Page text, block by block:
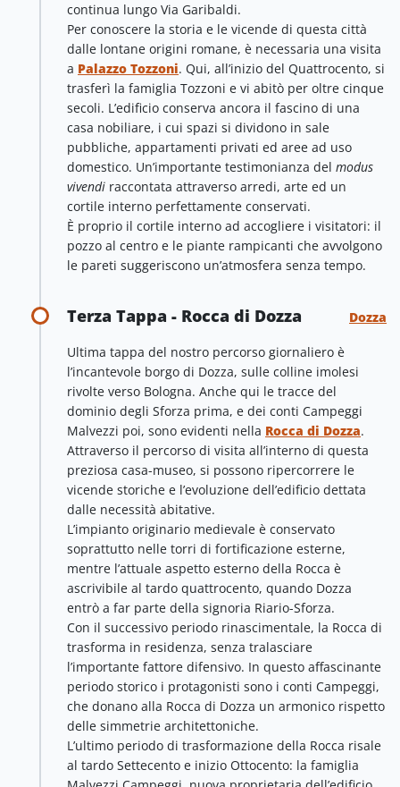
continua lungo Via Garibaldi.
Per conoscere la storia e le vicende di questa città
dalle lontane origini romane, è necessaria una visita
a Palazzo Tozzoni. Qui, all’inizio del Quattrocento, si
trasferì la famiglia Tozzoni e vi abitò per oltre cinque
secoli. L’edificio conserva ancora il fascino di una
casa nobiliare, i cui spazi si dividono in sale
pubbliche, appartamenti privati ed aree ad uso
domestico. Un’importante testimonianza del modus
vivendi raccontata attraverso arredi, arte ed un
cortile interno perfettamente conservati.
È proprio il cortile interno ad accogliere i visitatori: il
pozzo al centro e le piante rampicanti che avvolgono
le pareti suggeriscono un’atmosfera senza tempo.
Terza Tappa - Rocca di Dozza Dozza
Ultima tappa del nostro percorso giornaliero è
l’incantevole borgo di Dozza, sulle colline imolesi
rivolte verso Bologna. Anche qui le tracce del
dominio degli Sforza prima, e dei conti Campeggi
Malvezzi poi, sono evidenti nella Rocca di Dozza.
Attraverso il percorso di visita all’interno di questa
preziosa casa-museo, si possono ripercorrere le
vicende storiche e l’evoluzione dell’edificio dettata
dalle necessità abitative.
L’impianto originario medievale è conservato
soprattutto nelle torri di fortificazione esterne,
mentre l’attuale aspetto esterno della Rocca è
ascrivibile al tardo quattrocento, quando Dozza
entrò a far parte della signoria Riario-Sforza.
Con il successivo periodo rinascimentale, la Rocca di
trasforma in residenza, senza tralasciare
l’importante fattore difensivo. In questo affascinante
periodo storico i protagonisti sono i conti Campeggi,
che donano alla Rocca di Dozza un armonico rispetto
delle simmetrie architettoniche.
L’ultimo periodo di trasformazione della Rocca risale
al tardo Settecento e inizio Ottocento: la famiglia